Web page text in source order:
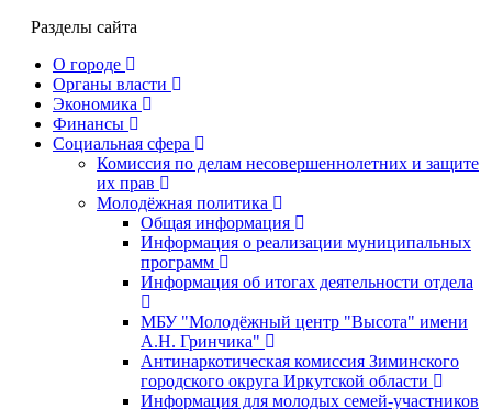
Разделы сайта
О городе
Органы власти
Экономика
Финансы
Социальная сфера
Комиссия по делам несовершеннолетних и защите
их прав
Молодёжная политика
Общая информация
Информация о реализации муниципальных
программ
Информация об итогах деятельности отдела
МБУ "Молодёжный центр "Высота" имени
А.Н. Гринчика"
Антинаркотическая комиссия Зиминского
городского округа Иркутской области
Информация для молодых семей-участников